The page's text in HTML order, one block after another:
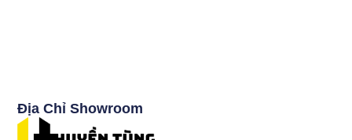
Địa Chỉ Showroom